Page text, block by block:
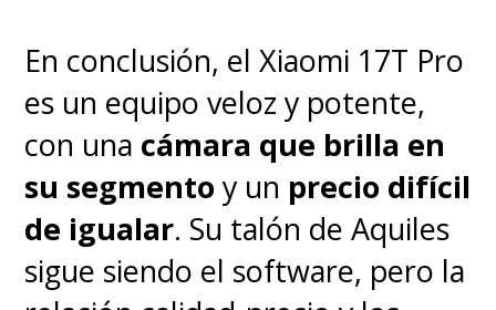
En conclusión, el Xiaomi 17T Pro
es un equipo veloz y potente,
con una cámara que brilla en
su segmento y un precio difícil
de igualar. Su talón de Aquiles
sigue siendo el software, pero la